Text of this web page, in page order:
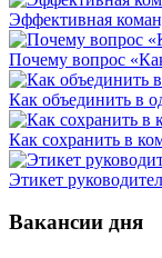
Эффективная
Почему вопрос
Как объединить в
Как сохранить в
Этикет
Вакансии дня